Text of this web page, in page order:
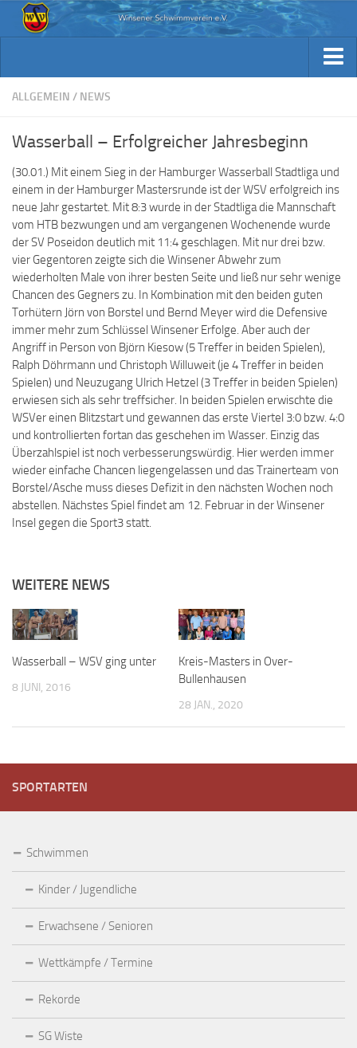
Verein / Kontakt
Sponsoren
Fotos
Beiträge & Downloads
Kennst Du schon…
Aktuelles
Trainingsplan
Verein / Kontakt
Sponsoren
Fotos
Beiträge & Downloads
Kennst Du schon…
ALLGEMEIN / NEWS
Wasserball – Erfolgreicher Jahresbeginn
(30.01.) Mit einem Sieg in der Hamburger Wasserball Stadtliga und
einem in der Hamburger Mastersrunde ist der WSV erfolgreich ins
neue Jahr gestartet. Mit 8:3 wurde in der Stadtliga die Mannschaft
vom HTB bezwungen und am vergangenen Wochenende wurde
der SV Poseidon deutlich mit 11:4 geschlagen. Mit nur drei bzw.
vier Gegentoren zeigte sich die Winsener Abwehr zum
wiederholten Male von ihrer besten Seite und ließ nur sehr wenige
Chancen des Gegners zu. In Kombination mit den beiden guten
Torhütern Jörn von Borstel und Bernd Meyer wird die Defensive
immer mehr zum Schlüssel Winsener Erfolge. Aber auch der
Angriff in Person von Björn Kiesow (5 Treffer in beiden Spielen),
Ralph Döhrmann und Christoph Willuweit (je 4 Treffer in beiden
Spielen) und Neuzugang Ulrich Hetzel (3 Treffer in beiden Spielen)
erwiesen sich als sehr treffsicher. In beiden Spielen erwischte die
WSVer einen Blitzstart und gewannen das erste Viertel 3:0 bzw. 4:0
und kontrollierten fortan das geschehen im Wasser. Einzig das
Überzahlspiel ist noch verbesserungswürdig. Hier werden immer
wieder einfache Chancen liegengelassen und das Trainerteam von
Borstel/Asche muss dieses Defizit in den nächsten Wochen noch
abstellen. Nächstes Spiel findet am 12. Februar in der Winsener
Insel gegen die Sport3 statt.
WEITERE NEWS
Wasserball – WSV ging unter
8 JUNI, 2016
Kreis-Masters in Over-
Bullenhausen
28 JAN., 2020
SPORTARTEN
Schwimmen
Kinder / Jugendliche
Erwachsene / Senioren
Wettkämpfe / Termine
Rekorde
SG Wiste